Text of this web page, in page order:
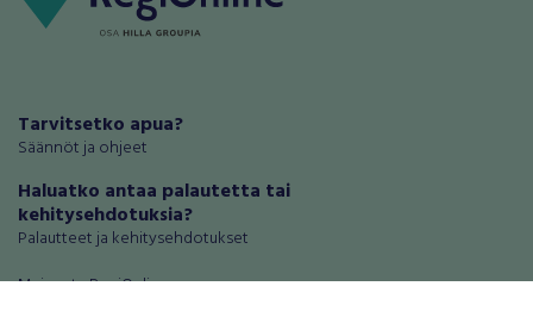
Tarvitsetko apua?
Säännöt ja ohjeet
Haluatko antaa palautetta tai
kehitysehdotuksia?
Palautteet ja kehitysehdotukset
Mainosta RegiOnlinessa